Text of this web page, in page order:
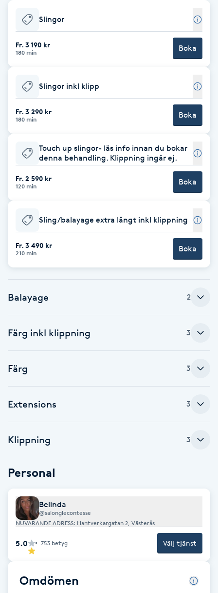
Babylights
Balayage
Barber
BIAB
Blowout
Brynfärgning
Bröllopsuppsättning
C
Coachning
Cryoterapi
Damklippning
Dermapen
Slingor
Fr. 3 190 kr
180 min Boka
Slingor inkl klipp
Fr. 3 290 kr
180 min Boka
Touch up slingor- läs info innan du bokar
denna behandling. Klippning ingår ej.
Fr. 2 590 kr
120 min Boka
Sling/balayage extra långt inkl klippning
Fr. 3 490 kr
210 min Boka
Balayage 2
Färg inkl klippning 3
Färg 3
Extensions 3
Klippning 3
Personal
Belinda
@salonglecontesse
NUVARANDE ADRESS: Hantverkargatan 2, Västerås
5.0 753 betyg Välj tjänst
Omdömen